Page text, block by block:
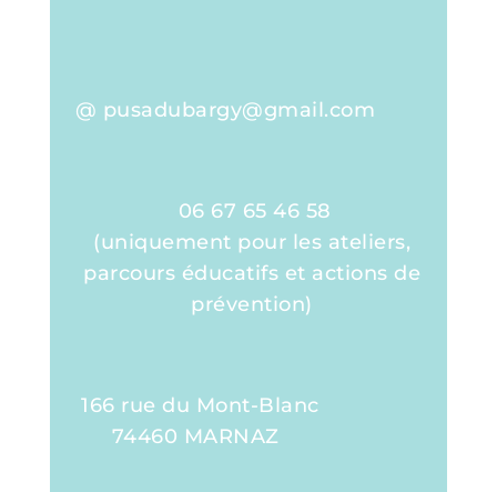
@ pusadubargy@gmail.com
06 67 65 46 58
(uniquement pour les ateliers,
parcours éducatifs et actions de
prévention)
166 rue du Mont-Blanc
74460 MARNAZ